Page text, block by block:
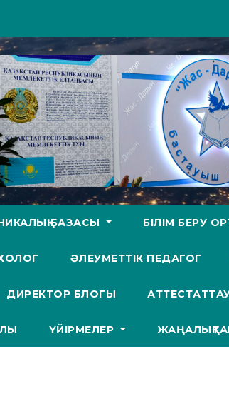
БАЗАСЫ БІЛІМ БЕРУ
ӘЛЕУМЕТТІК ПЕДАГОГ
ДИРЕКТОР БЛОГЫ
ҮЙІРМЕЛЕР